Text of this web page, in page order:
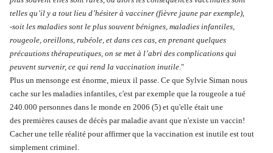
telles qu’il y a tout lieu d’hésiter à vacciner (fièvre jaune par exemple),
-soit les maladies sont le plus souvent bénignes, maladies infantiles,
rougeole, oreillons, rubéole, et dans ces cas, en prenant quelques
précautions thérapeutiques, on se met à l’abri des complications qui
peuvent survenir, ce qui rend la vaccination inutile."
Plus un mensonge est énorme, mieux il passe. Ce que Sylvie Siman nous
cache sur les maladies infantiles, c'est par exemple que la rougeole a tué
240.000 personnes dans le monde en 2006 (5) et qu'elle était une
des premières causes de décès par maladie avant que n'existe un vaccin!
Cacher une telle réalité pour affirmer que la vaccination est inutile est tout
simplement criminel.